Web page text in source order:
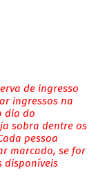
de ingresso
ingressos na
dia do
sobra dentre os
pessoa
marcado, se for
disponíveis